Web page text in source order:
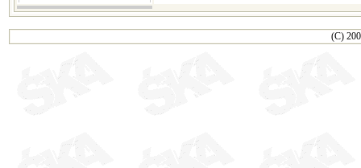
(C)